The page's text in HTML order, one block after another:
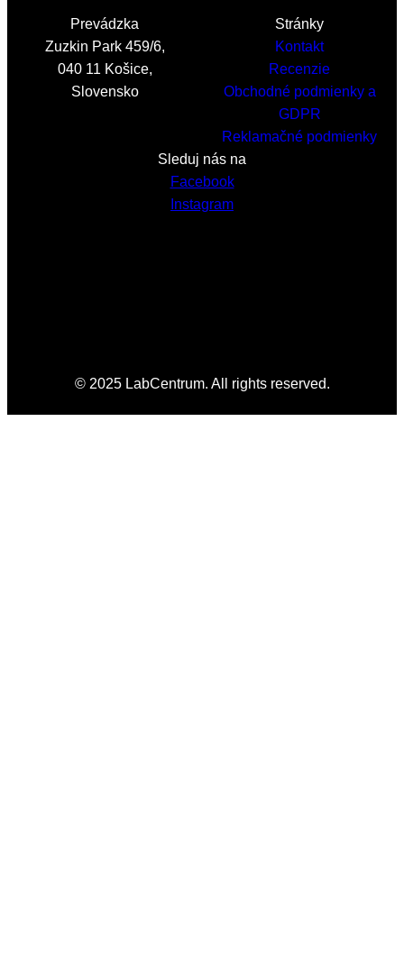
Prevádzka
Zuzkin Park 459/6,
040 11 Košice,
Slovensko
Stránky
Kontakt
Recenzie
Obchodné podmienky a
GDPR
Reklamačné podmienky
Sleduj nás na
Facebook
Instagram
© 2025 LabCentrum. All rights reserved.